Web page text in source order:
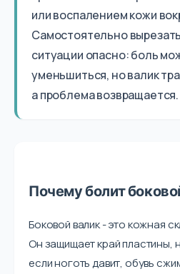
или воспалением кожи
Самостоятельно
ситуации опасно: боль
уменьшиться, но валик
а проблема возвращается.
Почему болит
Боковой валик - это кожная
Он защищает край пластины,
если ноготь давит, обувь